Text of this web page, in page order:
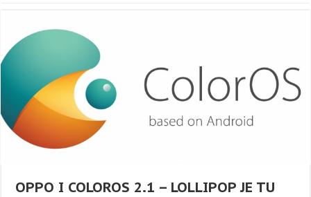
OPPO I COLOROS 2.1 – LOLLIPOP JE TU